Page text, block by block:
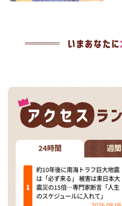
24時間 週間
約10年後に南海トラフ巨大地震
は「必ず来る」 被害は東日本大
震災の15倍…専門家断言「人生
のスケジュールに入れて」